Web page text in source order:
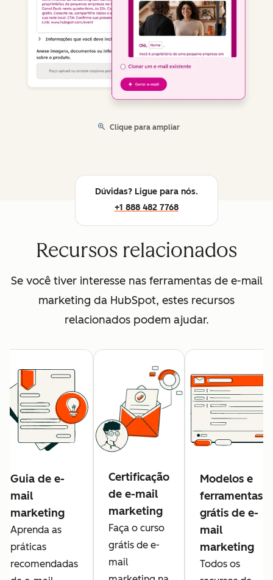
Clique para ampliar
Dúvidas? Ligue para nós.
+1 888 482 7768
Recursos relacionados
Se você tiver interesse nas ferramentas de e-mail
marketing da HubSpot, estes recursos
relacionados podem ajudar.
Guia de e-
mail
marketing
Aprenda as
práticas
recomendadas
Certificação
de e-mail
marketing
Faça o curso
grátis de e-
mail
Modelos e
ferramentas
grátis de e-
mail
marketing
Todos os